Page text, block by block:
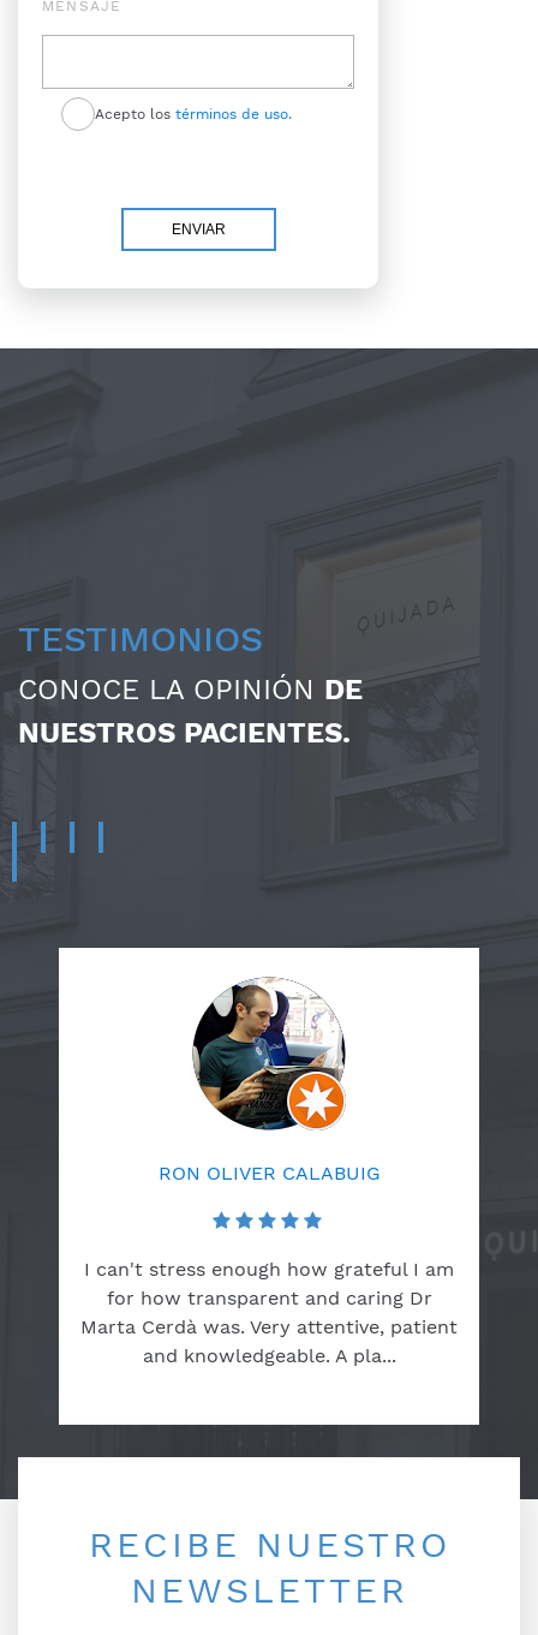
MENSAJE
Acepto los términos de uso.
TESTIMONIOS
CONOCE LA OPINIÓN DE
NUESTROS PACIENTES.
RON OLIVER CALABUIG
I can't stress enough how grateful I am
for how transparent and caring Dr
Marta Cerdà was. Very attentive, patient
and knowledgeable. A pla...
RECIBE NUESTRO
NEWSLETTER